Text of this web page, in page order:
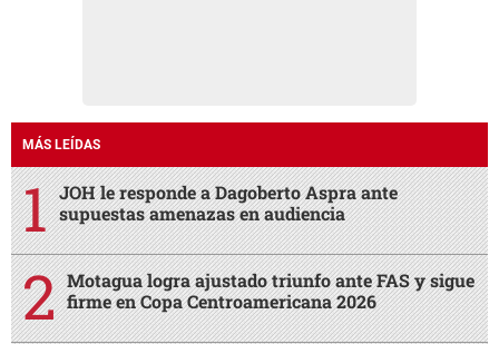
MÁS LEÍDAS
JOH le responde a Dagoberto Aspra ante
supuestas amenazas en audiencia
Motagua logra ajustado triunfo ante FAS y sigue
firme en Copa Centroamericana 2026